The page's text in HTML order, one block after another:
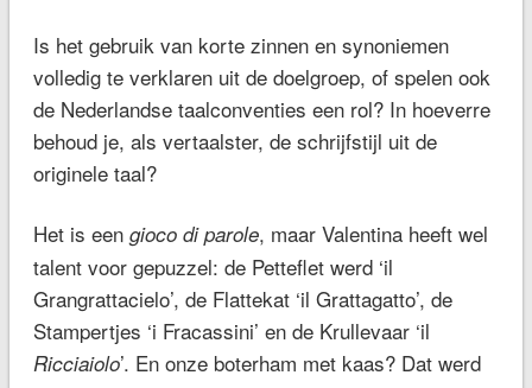
Is het gebruik van korte zinnen en synoniemen
volledig te verklaren uit de doelgroep, of spelen ook
de Nederlandse taalconventies een rol? In hoeverre
behoud je, als vertaalster, de schrijfstijl uit de
originele taal?
Het is een gioco di parole, maar Valentina heeft wel
talent voor gepuzzel: de Petteflet werd ‘il
Grangrattacielo’, de Flattekat ‘il Grattagatto’, de
Stampertjes ‘i Fracassini’ en de Krullevaar ‘il
Ricciaiolo’. En onze boterham met kaas? Dat werd